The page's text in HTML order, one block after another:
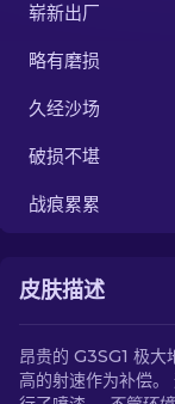
其他
崭新出厂
略有磨损
久经沙场
破损不堪
战痕累累
皮肤描述
昂贵的 G3SG1 极大
高的射速作为补偿